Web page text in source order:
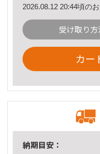
2026.08.12 20:44頃の
受け取り
カー
納期目安：